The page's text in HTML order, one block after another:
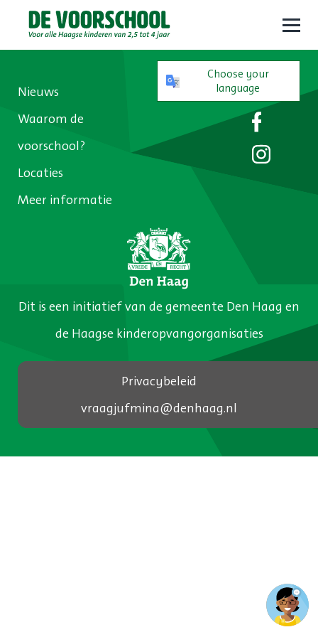
Open
Choose your
language
Nieuws
Waarom de
voorschool?
Locaties
Meer informatie
Volg ons
Dit is een initiatief van de gemeente Den Haag en
de Haagse kinderopvangorganisaties
Privacybeleid
vraagjufmina@denhaag.nl